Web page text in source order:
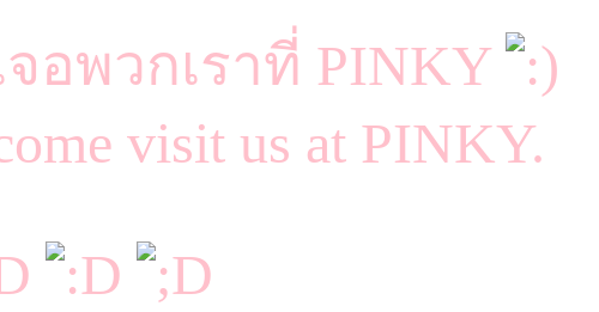
อพวกเราที่ PINKY
visit us at PINKY.